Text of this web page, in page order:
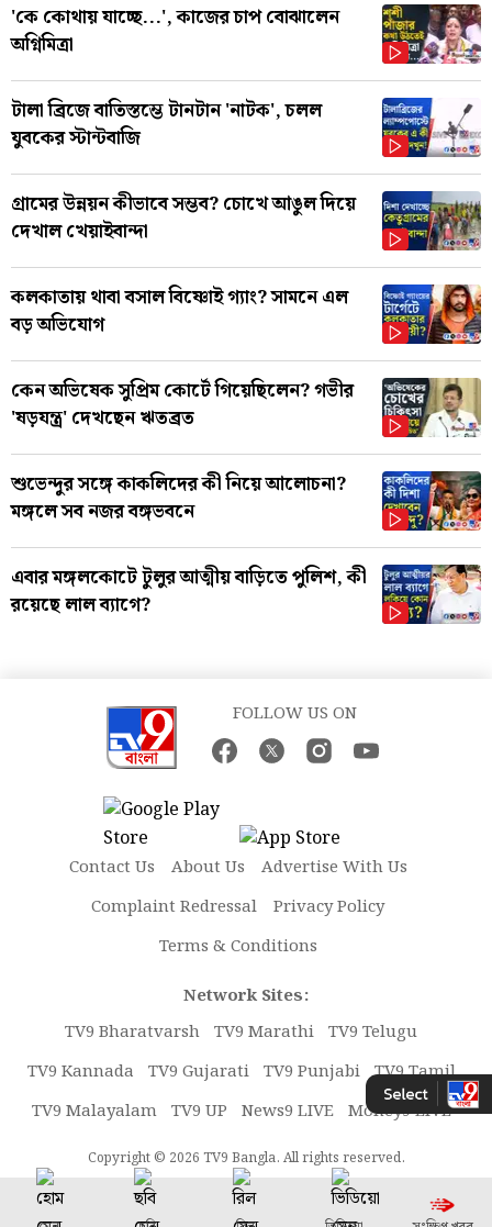
'কে কোথায় যাচ্ছে...', কাজের চাপ বোঝালেন
অগ্নিমিত্রা
টালা ব্রিজে বাতিস্তম্ভে টানটান 'নাটক', চলল
যুবকের স্টান্টবাজি
গ্রামের উন্নয়ন কীভাবে সম্ভব? চোখে আঙুল দিয়ে
দেখাল খেয়াইবান্দা
কলকাতায় থাবা বসাল বিষ্ণোই গ্যাং? সামনে এল
বড় অভিযোগ
কেন অভিষেক সুপ্রিম কোর্টে গিয়েছিলেন? গভীর
'ষড়যন্ত্র' দেখছেন ঋতব্রত
শুভেন্দুর সঙ্গে কাকলিদের কী নিয়ে আলোচনা?
মঙ্গলে সব নজর বঙ্গভবনে
এবার মঙ্গলকোটে টুলুর আত্মীয় বাড়িতে পুলিশ, কী
রয়েছে লাল ব্যাগে?
FOLLOW US ON
Contact Us About Us
Advertise With Us
Complaint Redressal
Privacy Policy
Terms & Conditions
Network Sites:
TV9 Bharatvarsh TV9 Marathi TV9 Telugu
TV9 Kannada TV9 Gujarati TV9 Punjabi TV9 Tamil
TV9 Malayalam TV9 UP News9 LIVE Money9 LIVE
Copyright © 2026 TV9 Bangla. All rights reserved.